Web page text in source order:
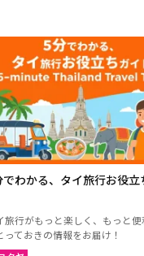
でわかる、タイ旅行お役立
旅行がもっと楽しく、もっと便
っておきの情報をお届け！